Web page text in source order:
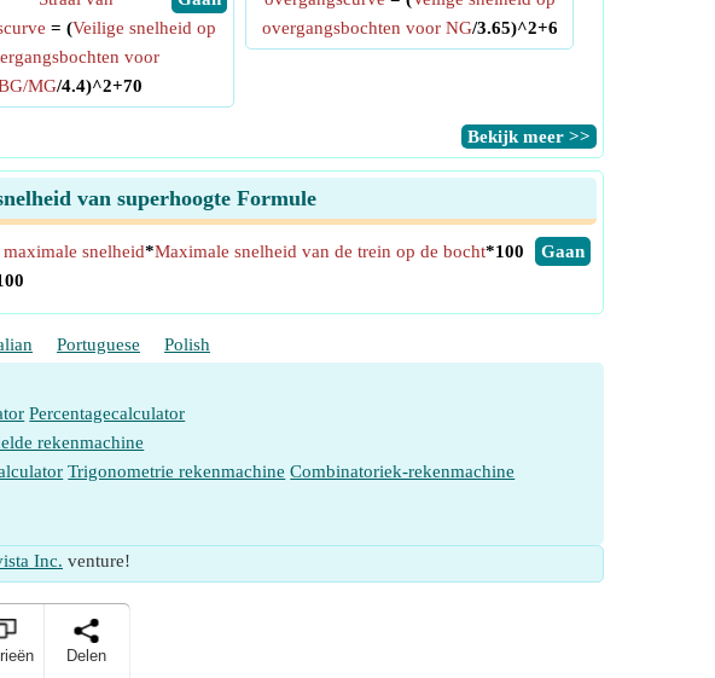
= (Veilige snelheid op
voor
MG/4.4)^2+70
overgangsbochten voor NG/3.65)^2+6
​Bekijk meer >>
van superhoogte Formule
​Gaan
snelheid*Maximale snelheid van de trein op de bocht*100
Portuguese Polish
Percentagecalculator
rekenmachine
Trigonometrie rekenmachine Combinatoriek-rekenmachine
Inc. venture!
Delen